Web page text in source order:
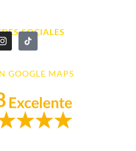
SOCIALES
GOOGLE MAPS